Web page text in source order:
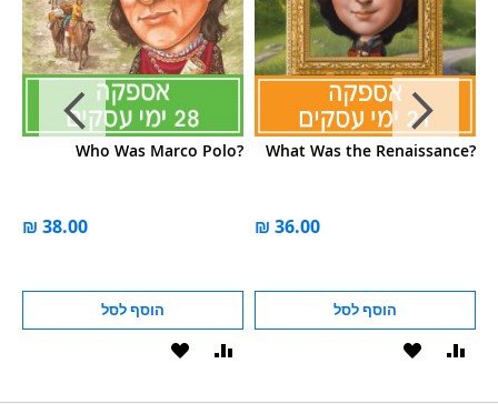
Who Was Marco Polo?
הוסף לסל
הוסף
What Was the Renaissance?
הוסף לסל
הוסף